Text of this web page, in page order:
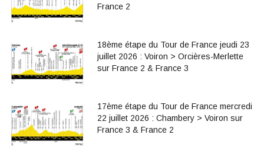
France 2
18ème étape du Tour de France jeudi 23
juillet 2026 : Voiron > Orcières-Merlette
sur France 2 & France 3
17ème étape du Tour de France mercredi
22 juillet 2026 : Chambery > Voiron sur
France 3 & France 2